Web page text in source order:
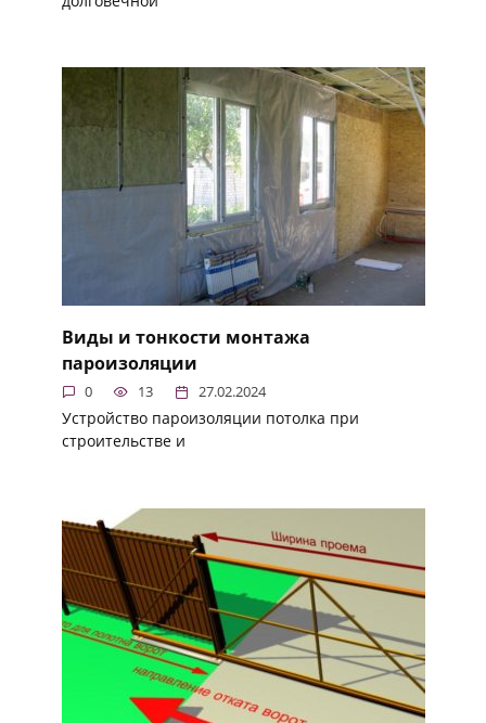
Виды и тонкости монтажа
пароизоляции
0 13 27.02.2024
Устройство пароизоляции потолка при
строительстве и